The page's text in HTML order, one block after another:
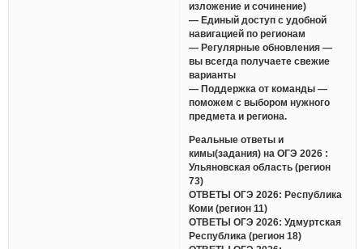
изложение и сочинение)
— Единый доступ с удобной
навигацией по регионам
— Регулярные обновления —
вы всегда получаете свежие
варианты
— Поддержка от команды —
поможем с выбором нужного
предмета и региона.
Реальные ответы и
кимы(задания) на ОГЭ 2026 :
Ульяновская область (регион
73)
ОТВЕТЫ ОГЭ 2026: Республика
Коми (регион 11)
ОТВЕТЫ ОГЭ 2026: Удмуртская
Республика (регион 18)